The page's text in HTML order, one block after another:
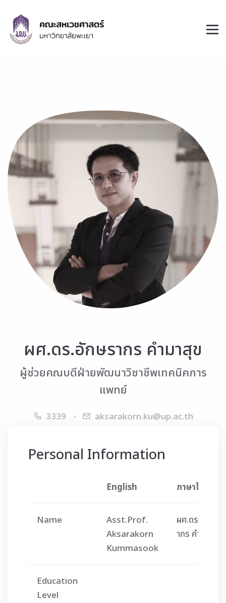
ผศ.ดร.อักษรากร คำมาสุข
ผู้ช่วยคณบดีฝ่ายพัฒนาวิชาชีพเทคนิคการ
แพทย์
3339 aksarakorn.ku@up.ac.th
Personal Information
English ภาษาไทย
Name
Asst.Prof.
Aksarakorn
Kummasook
ผศ.ดร.อักษร
ากร คำมาสุข
Education
Level